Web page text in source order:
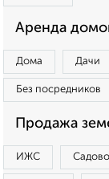
Аренда
Дома Дачи
Без посредников
Продажа
ИЖС